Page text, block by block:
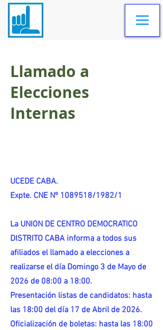
Llamado a
Elecciones
Internas
UCEDE CABA.
Expte. CNE Nº 1089518/1982/1
La UNION DE CENTRO DEMOCRATICO
DISTRITO CABA informa a todos sus
afiliados el llamado a elecciones a
realizarse el día Domingo 3 de Mayo de
2026 de 08:00 a 18:00.
Presentación listas de candidatos: hasta
las 18:00 del día 17 de Abril de 2026.
Oficialización de boletas: hasta las 18:00